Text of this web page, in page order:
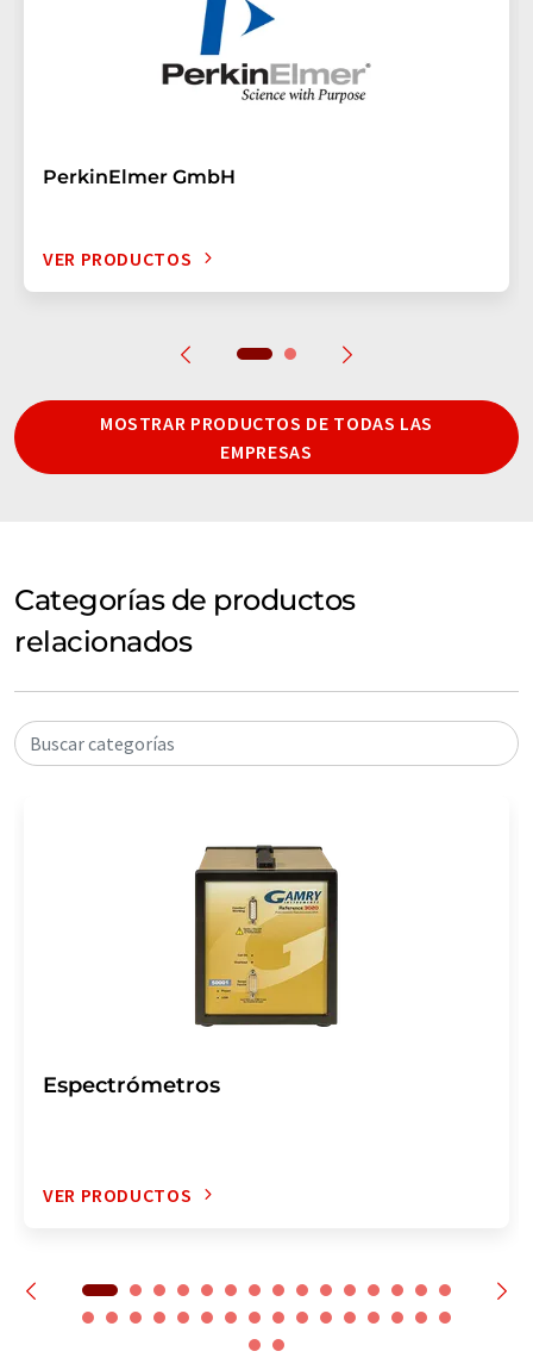
PerkinElmer GmbH
VER PRODUCTOS
MOSTRAR PRODUCTOS DE TODAS LAS
EMPRESAS
Categorías de productos
relacionados
Buscar categorías
Espectrómetros
VER PRODUCTOS